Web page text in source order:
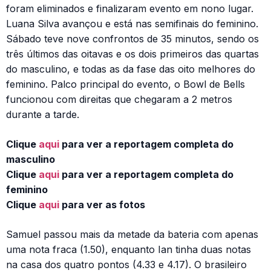
foram eliminados e finalizaram evento em nono lugar.
Luana Silva avançou e está nas semifinais do feminino.
Sábado teve nove confrontos de 35 minutos, sendo os
três últimos das oitavas e os dois primeiros das quartas
do masculino, e todas as da fase das oito melhores do
feminino. Palco principal do evento, o Bowl de Bells
funcionou com direitas que chegaram a 2 metros
durante a tarde.
Clique aqui para ver a reportagem completa do
masculino
Clique aqui para ver a reportagem completa do
feminino
Clique aqui para ver as fotos
Samuel passou mais da metade da bateria com apenas
uma nota fraca (1.50), enquanto Ian tinha duas notas
na casa dos quatro pontos (4.33 e 4.17). O brasileiro